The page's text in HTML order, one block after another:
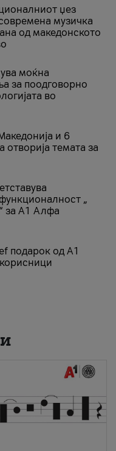
џез
музичка
од македонското
моќна
за поодговорно
во
и 6
отворија темата за
„
за А1 Алфа
подарок од А1